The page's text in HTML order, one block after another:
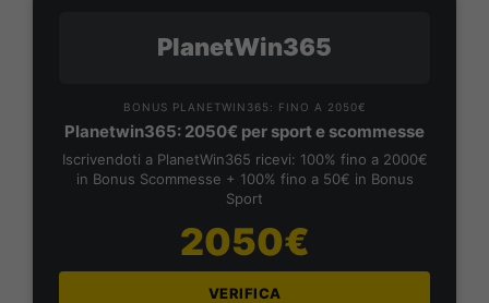
PlanetWin365
BONUS PLANETWIN365: FINO A 2050€
Planetwin365: 2050€ per sport e scommesse
Iscrivendoti a PlanetWin365 ricevi: 100% fino a 2000€
in Bonus Scommesse + 100% fino a 50€ in Bonus
Sport
2050€
VERIFICA